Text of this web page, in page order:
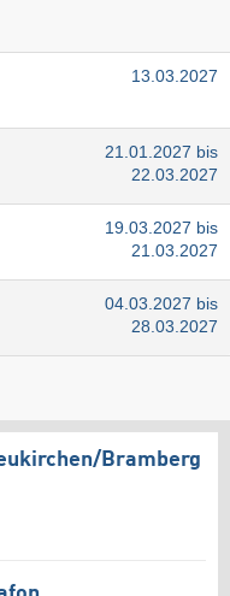
13.03.2027
21.01.2027 bis
22.03.2027
19.03.2027 bis
21.03.2027
04.03.2027 bis
28.03.2027
​Bramberg